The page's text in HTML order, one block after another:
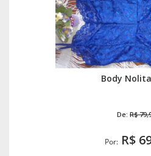
Body
De: R$
Por:R$